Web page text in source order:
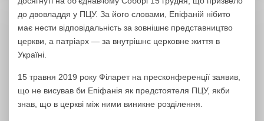
до двовладдя у ПЦУ. За його словами, Епіфаній нібито
має нести відповідальність за зовнішнє представництво
церкви, а патріарх — за внутрішнє церковне життя в
Україні.
15 травня 2019 року Філарет на пресконференції заявив,
що не висував би Епіфанія як предстоятеля ПЦУ, якби
знав, що в церкві між ними виникне розділення.